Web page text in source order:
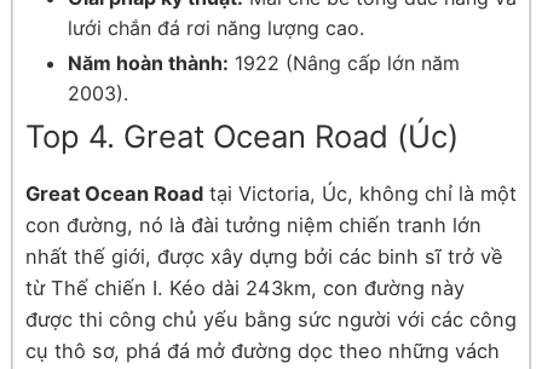
lưới chắn đá rơi năng lượng cao.
Năm hoàn thành: 1922 (Nâng cấp lớn năm
2003).
Top 4. Great Ocean Road (Úc)
Great Ocean Road tại Victoria, Úc, không chỉ là một
con đường, nó là đài tưởng niệm chiến tranh lớn
nhất thế giới, được xây dựng bởi các binh sĩ trở về
từ Thế chiến I. Kéo dài 243km, con đường này
được thi công chủ yếu bằng sức người với các công
cụ thô sơ, phá đá mở đường dọc theo những vách